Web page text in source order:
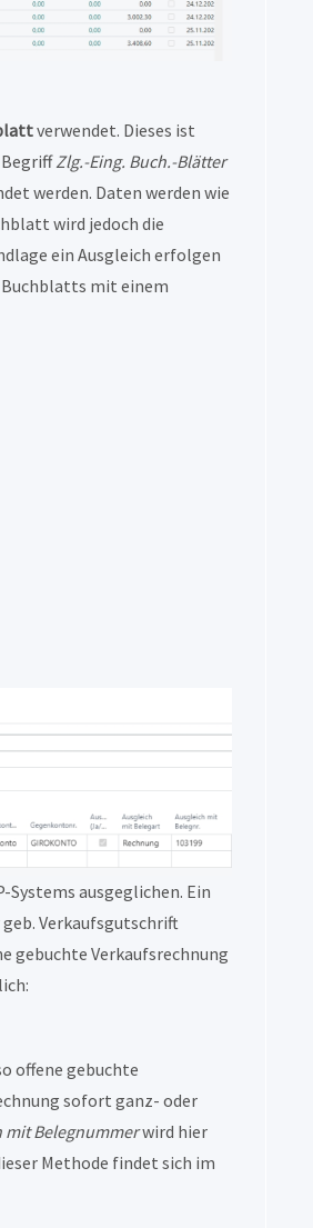
verwendet. Dieses ist
Zlg.-Eing. Buch.-Blätter
werden. Daten werden wie
wird jedoch die
ein Ausgleich erfolgen
Buchblatts mit einem
Systems ausgeglichen. Ein
Verkaufsgutschrift
gebuchte Verkaufsrechnung
offene gebuchte
sofort ganz- oder
mit Belegnummerwird hier
Methode findet sich im